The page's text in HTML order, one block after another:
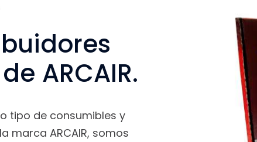
ARCAIR.
tipo de consumibles y
marca ARCAIR, somos